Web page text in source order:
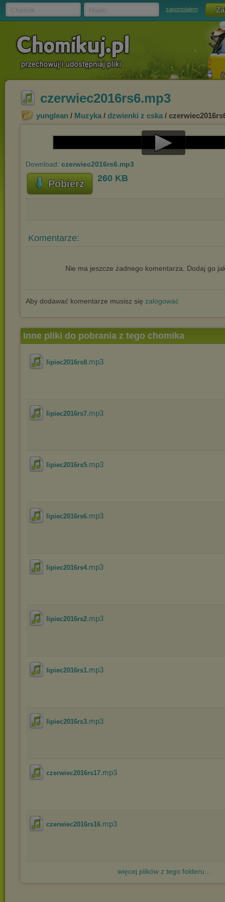
zapomniałem
czerwiec2016rs6.mp3
yunglean / Muzyka / dzwienki z cska /
Play
Download: czerwiec2016rs6.mp3
Pobierz 260 KB
Komentarze:
Nie ma jeszcze żadnego komentarza. Dodaj go
Aby dodawać komentarze musisz się zalogować
Inne pliki do pobrania z tego chomika
lipiec2016rs8.mp3
lipiec2016rs7.mp3
lipiec2016rs5.mp3
lipiec2016rs6.mp3
lipiec2016rs4.mp3
lipiec2016rs2.mp3
lipiec2016rs1.mp3
lipiec2016rs3.mp3
czerwiec2016rs17.mp3
czerwiec2016rs16.mp3
więcej plików z tego folderu...